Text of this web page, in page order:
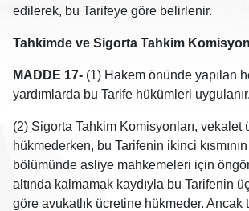
edilerek, bu Tarifeye göre belirlenir.
Tahkimde ve Sigorta Tahkim
MADDE 17-(1) Hakem önünde yapılan
yardımlarda bu Tarife hükümleri uygulanır.
(2) Sigorta Tahkim Komisyonları, vekalet
hükmederken, bu Tarifenin ikinci
bölümünde asliye mahkemeleri için
altında kalmamak kaydıyla bu Tarifenin
göre avukatlık ücretine hükmeder. Ancak